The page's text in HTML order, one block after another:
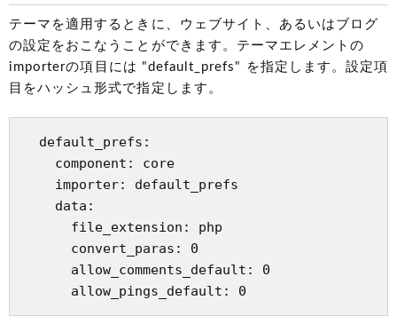
テーマを適用するときに、ウェブサイト、あるいはブログ
の設定をおこなうことができます。テーマエレメントの
importerの項目には "default_prefs" を指定します。設定項
目をハッシュ形式で指定します。
  default_prefs:
    component: core
    importer: default_prefs
    data:
      file_extension: php
      convert_paras: 0
      allow_comments_default: 0